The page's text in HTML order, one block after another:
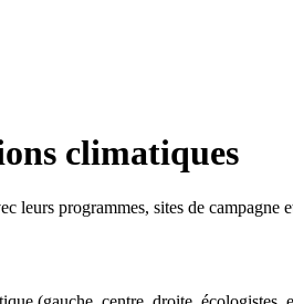
climatiques
leurs programmes, sites de campagne